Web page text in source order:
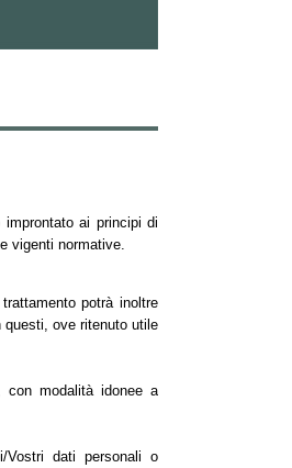
ai principi di
vigenti normative.
potrà inoltre
ove ritenuto utile
con modalità idonee a
dati personali o